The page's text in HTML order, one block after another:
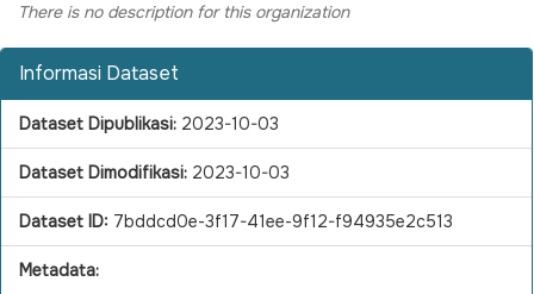
There is no description for this organization
Informasi Dataset
Dataset Dipublikasi: 2023-10-03
Dataset Dimodifikasi: 2023-10-03
Dataset ID: 7bddcd0e-3f17-41ee-9f12-f94935e2c513
Metadata: